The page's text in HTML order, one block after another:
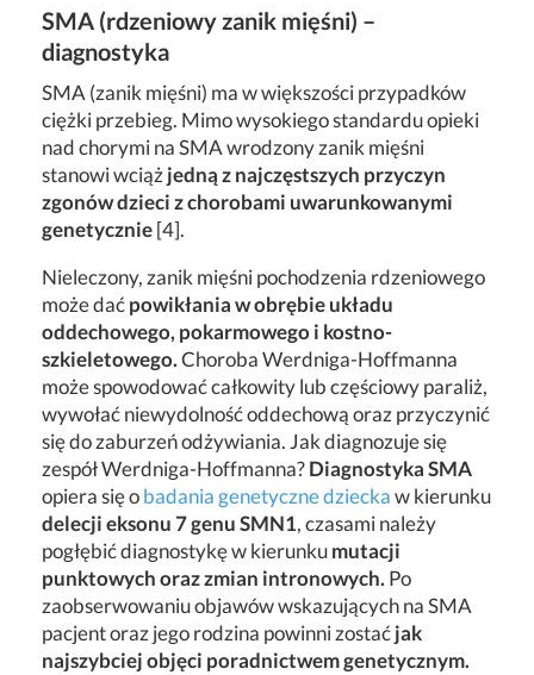
SMA (rdzeniowy zanik mięśni) –
diagnostyka
SMA (zanik mięśni) ma w większości przypadków
ciężki przebieg. Mimo wysokiego standardu opieki
nad chorymi na SMA wrodzony zanik mięśni
stanowi wciążjedną z najczęstszych przyczyn
zgonów dzieci z chorobami uwarunkowanymi
genetycznie[4].
Nieleczony, zanik mięśni pochodzenia rdzeniowego
może daćpowikłania w obrębie układu
oddechowego, pokarmowego i kostno-
szkieletowego.Choroba Werdniga-Hoffmanna
może spowodować całkowity lub częściowy paraliż,
wywołać niewydolność oddechową oraz przyczynić
się do zaburzeń odżywiania. Jak diagnozuje się
zespół Werdniga-Hoffmanna?Diagnostyka SMA
opiera się obadania genetyczne dzieckaw kierunku
delecji eksonu 7 genu SMN1, czasami należy
pogłębić diagnostykę w kierunkumutacji
punktowych oraz zmian intronowych. Po
zaobserwowaniu objawów wskazujących na SMA
pacjent oraz jego rodzina powinni zostaćjak
najszybciej objęci poradnictwem genetycznym.